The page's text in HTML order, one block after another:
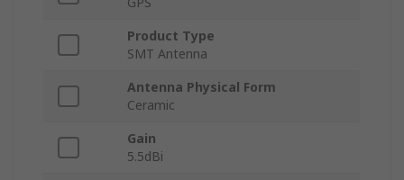
Product Type
SMT Antenna
Antenna Physical Form
Ceramic
Gain
5.5dBi